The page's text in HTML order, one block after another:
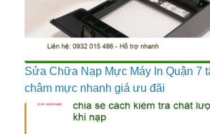
Sửa Chữa Nạp Mực Máy In Quận 7
châm mực nhanh giá ưu đãi